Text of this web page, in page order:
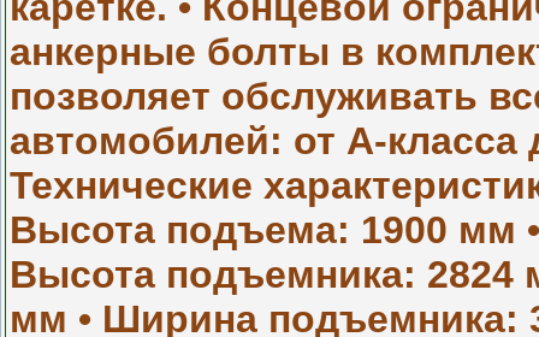
анкерные болты в
позволяет обслуживать
автомобилей: от А-класса
Технические
Высота подъема: 1900 мм
Высота подъемника: 2824
мм • Ширина